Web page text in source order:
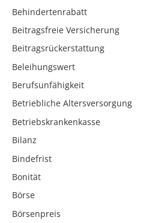
Behindertenrabatt
Beitragsfreie Versicherung
Beitragsrückerstattung
Beleihungswert
Berufsunfähigkeit
Betriebliche Altersversorgung
Betriebskrankenkasse
Bilanz
Bindefrist
Bonität
Börse
Börsenpreis